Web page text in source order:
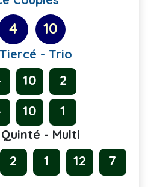
4 10
- Trio
10
2
10 1
- Multi
2 1 12 7